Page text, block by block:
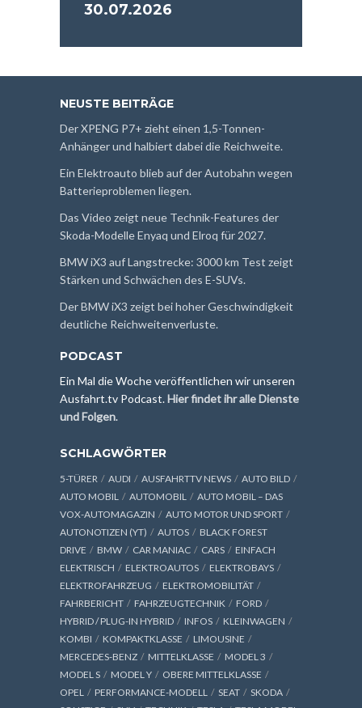
30.07.2026
NEUSTE BEITRÄGE
Der XPENG P7+ zieht einen 1,5-Tonnen-
Anhänger und halbiert dabei die Reichweite.
Ein Elektroauto blieb auf der Autobahn wegen
Batterieproblemen liegen.
Das Video zeigt neue Technik-Features der
Skoda-Modelle Enyaq und Elroq für 2027.
BMW iX3 auf Langstrecke: 3000 km Test zeigt
Stärken und Schwächen des E-SUVs.
Der BMW iX3 zeigt bei hoher Geschwindigkeit
deutliche Reichweitenverluste.
PODCAST
Ein Mal die Woche veröffentlichen wir unseren
Ausfahrt.tv Podcast.Hier findet ihr alle Dienste
und Folgen.
SCHLAGWÖRTER
5-TÜRER AUDI AUSFAHRTTV NEWS
AUTO BILD
AUTO MOBIL
AUTOMOBIL
AUTO MOBIL – DAS
VOX-AUTOMAGAZIN
AUTO MOTOR UND SPORT
AUTONOTIZEN (YT)
AUTOS
BLACK FOREST
DRIVE
BMW CAR MANIAC CARS
EINFACH
ELEKTRISCH
ELEKTROAUTOS
ELEKTROBAYS
ELEKTROFAHRZEUG
ELEKTROMOBILITÄT
FAHRBERICHT
FAHRZEUGTECHNIK
FORD
HYBRID / PLUG-IN HYBRID
INFOS
KLEINWAGEN
KOMBI
KOMPAKTKLASSE
LIMOUSINE
MERCEDES-BENZ
MITTELKLASSE
MODEL 3
MODEL S
MODEL Y
OBERE MITTELKLASSE
OPEL
PERFORMANCE-MODELL SEAT
SKODA